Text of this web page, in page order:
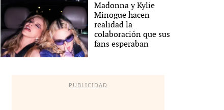
Madonna y Kylie
Minogue hacen
realidad la
colaboración que sus
fans esperaban
PUBLICIDAD